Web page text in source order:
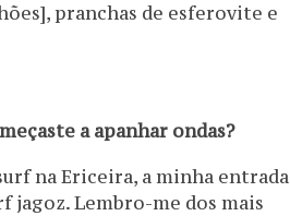
pranchas de esferovite e
a apanhar ondas?
na Ericeira, a minha entrada
jagoz. Lembro-me dos mais